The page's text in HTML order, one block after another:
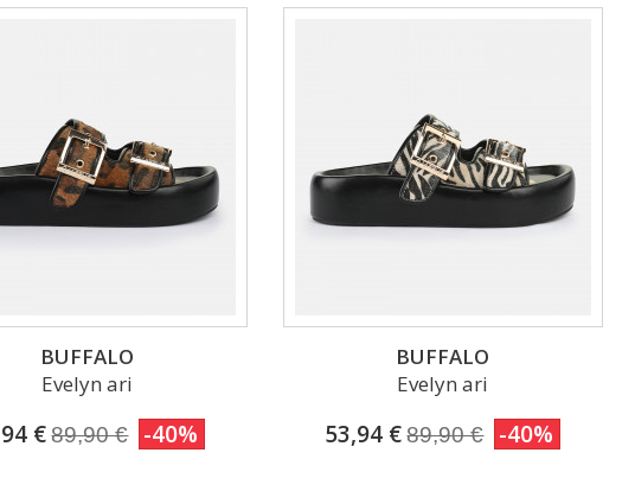
BUFFALO
Evelyn ari
€ 89,90 € -40%
BUFFALO
Evelyn ari
53,94 € 89,90 € -40%